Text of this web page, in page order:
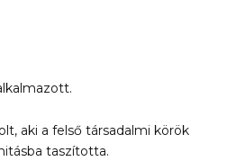
aki a felső társadalmi körök
taszította.